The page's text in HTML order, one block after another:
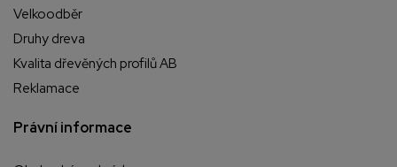
Velkoodběr
Druhy dreva
Kvalita dřevěných profilů AB
Reklamace
Právní informace